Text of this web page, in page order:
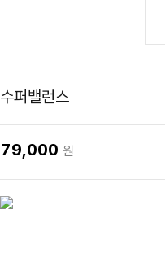
수퍼밸런스
79,000 원